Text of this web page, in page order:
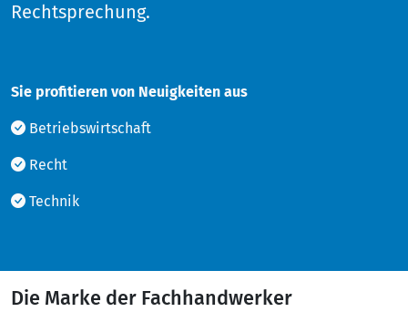
Rechtsprechung.
Sie profitieren von Neuigkeiten aus
Betriebswirtschaft
Recht
Technik
Die Marke der Fachhandwerker